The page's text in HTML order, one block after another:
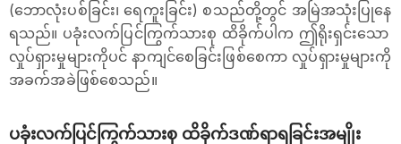
(ဘောလုံးပစ်ခြင်း၊ ရေကူးခြင်း) စသည်တို့တွင် အမြဲအသုံးပြုနေ
ရသည်။ ပခုံးလက်ပြင်ကြွက်သားစု ထိခိုက်ပါက ဤရိုးရှင်းသော
လှုပ်ရှားမှုများကိုပင် နာကျင်စေခြင်းဖြစ်စေကာ လှုပ်ရှားမှုများကို
အခက်အခဲဖြစ်စေသည်။
ပခုံးလက်ပြင်ကြွက်သားစု ထိခိုက်ဒဏ်ရာရခြင်းအမျိုး